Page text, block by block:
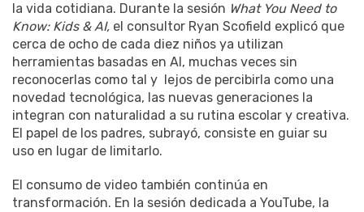
la vida cotidiana. Durante la sesión What You Need to
Know: Kids & AI, el consultor Ryan Scofield explicó que
cerca de ocho de cada diez niños ya utilizan
herramientas basadas en AI, muchas veces sin
reconocerlas como tal y lejos de percibirla como una
novedad tecnológica, las nuevas generaciones la
integran con naturalidad a su rutina escolar y creativa.
El papel de los padres, subrayó, consiste en guiar su
uso en lugar de limitarlo.
El consumo de video también continúa en
transformación. En la sesión dedicada a YouTube, la